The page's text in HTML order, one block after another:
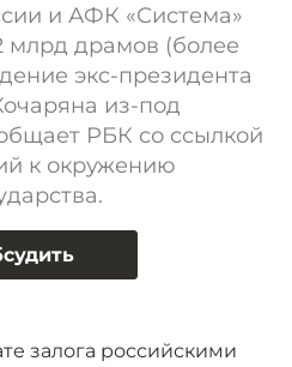
и АФК «Система»
млрд драмов (более
экс-президента
из-под
РБК со ссылкой
к окружению
залога российскими